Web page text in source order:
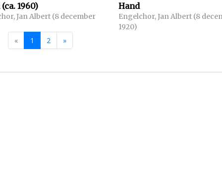
1960)
Jan Albert (8 december
Hand
Engelchor, Jan Albert (8
1920)
« 1 2 »